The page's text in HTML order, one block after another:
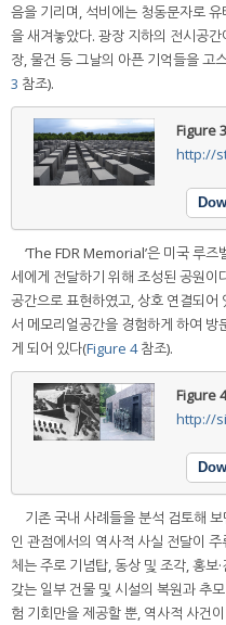
음을 기리며, 석비에는 청동문자로
을 새겨놓았다. 광장 지하의 전시공
장, 물건 등 그날의 아픈 기억들을 고
3 참조).
Figure
http://
‘The FDR Memorial’은 미국 루
세에게 전달하기 위해 조성된 공원이
공간으로 표현하였고, 상호 연결되어
서 메모리얼공간을 경험하게 하여
게 되어 있다(Figure 4참조).
Figure
http://
기존 국내 사례들을 분석 검토해
인 관점에서의 역사적 사실 전달이
체는 주로 기념탑, 동상 및 조각, 홍보
갖는 일부 건물 및 시설의 복원과 추
험 기회만을 제공할 뿐, 역사적 사건